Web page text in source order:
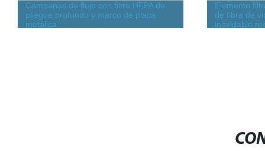
Elemento filtrante de aceite hidráulico
de fibra de vidrio plegable de acero
inoxidable resistente a altas
Filtro de
limpio H13
inoxidable